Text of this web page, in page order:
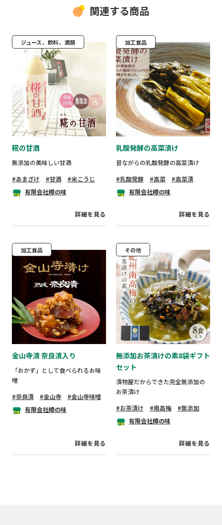
関連する商品
ジュース、飲料、酒類
糀の甘酒
無添加の美味しい甘酒
あまざけ
甘酒
米こうじ
有限会社樽の味
詳細を見る
加工食品
乳酸発酵の高菜漬け
昔ながらの乳酸発酵の高菜漬け
乳酸発酵
高菜
高菜漬
有限会社樽の味
詳細を見る
加工食品
金山寺漬 奈良漬入り
「おかず」として食べられるお味
噌
奈良漬
金山寺
金山寺味噌
有限会社樽の味
詳細を見る
その他
無添加お茶漬けの素8袋ギフト
セット
漬物屋だからできた完全無添加の
お茶漬け
お茶漬け
南高梅
無添加
有限会社樽の味
詳細を見る